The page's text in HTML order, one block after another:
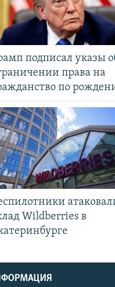
подписал указы
права на
по
Wildberries в